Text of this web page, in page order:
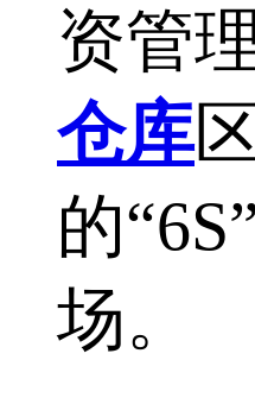
资管
仓库
的
场。